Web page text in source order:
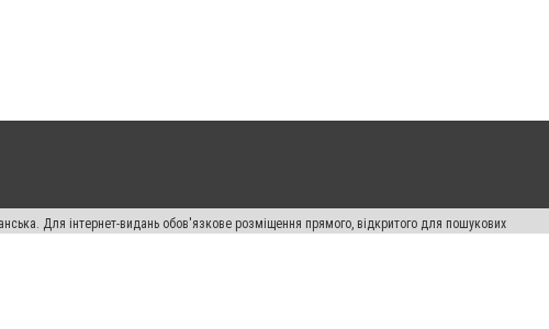
Для інтернет-видань обов'язкове розміщення прямого, відкритого для пошукових